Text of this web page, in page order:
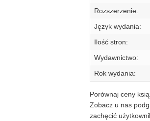
Rozszerzenie:
Język wydania:
Ilość stron:
Wydawnictwo:
Rok wydania:
Porównaj ceny
Zobacz u nas
zachęcić